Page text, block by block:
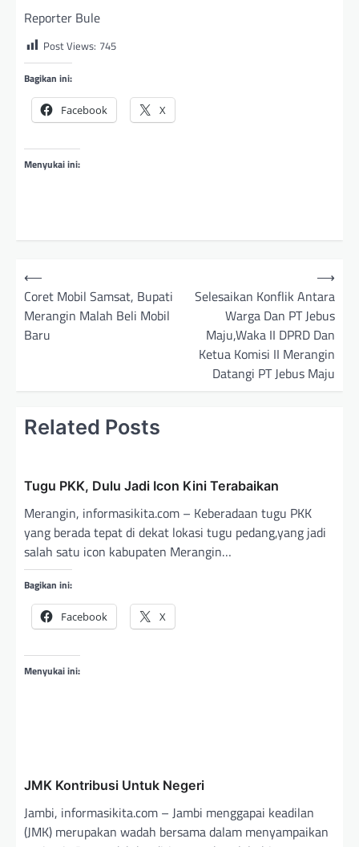
Reporter Bule
Post Views: 745
Bagikan ini:
Facebook X
Menyukai ini:
N
a
⟵
Coret Mobil Samsat, Bupati
Merangin Malah Beli Mobil
Baru
Selesaikan Konflik Antara
Warga Dan PT Jebus
Maju,Waka II DPRD Dan
Ketua Komisi II Merangin
Datangi PT Jebus Maju
⟶
Related Posts
Tugu PKK, Dulu Jadi Icon Kini Terabaikan
Merangin, informasikita.com – Keberadaan tugu PKK
yang berada tepat di dekat lokasi tugu pedang,yang jadi
salah satu icon kabupaten Merangin…
Bagikan ini:
Facebook X
Menyukai ini:
JMK Kontribusi Untuk Negeri
Jambi, informasikita.com – Jambi menggapai keadilan
(JMK) merupakan wadah bersama dalam menyampaikan